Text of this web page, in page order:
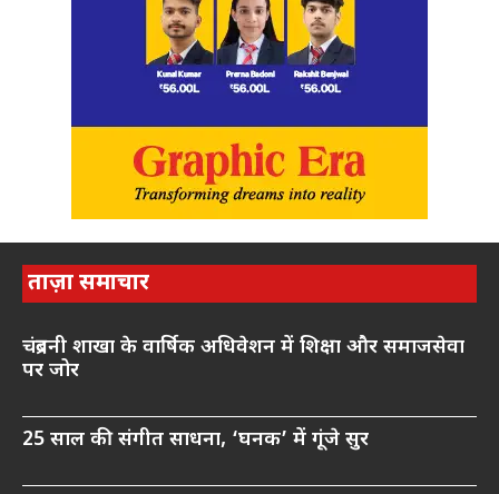
ताज़ा समाचार
चंद्रबनी शाखा के वार्षिक अधिवेशन में शिक्षा और समाजसेवा
पर जोर
25 साल की संगीत साधना, ‘घनक’ में गूंजे सुर